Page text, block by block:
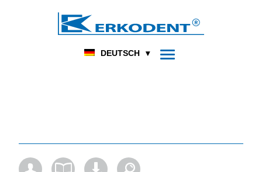
DEUTSCH
DENTAL FUSSORTHOPÄDIE
HOME PRODUKT